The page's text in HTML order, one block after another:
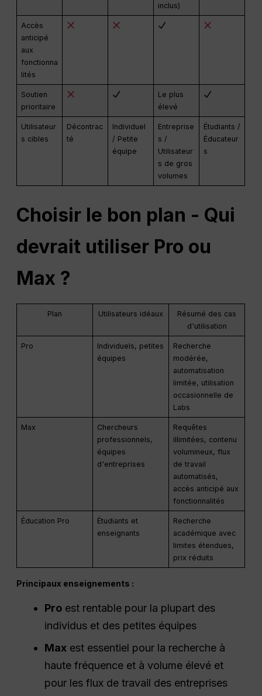
inclus)
Accès
anticipé
aux
fonctionna
lités
Soutien
prioritaire
Le plus
élevé
Utilisateur
s cibles
Décontrac
té
Individuel
/ Petite
équipe
Entreprise
s /
Utilisateur
s de gros
volumes
Étudiants /
Éducateur
s
Choisir le bon plan - Qui
devrait utiliser Pro ou
Max ?
Plan Utilisateurs idéaux
Résumé des cas
d'utilisation
Pro
Individuels, petites
équipes
Recherche
modérée,
automatisation
limitée, utilisation
occasionnelle de
Labs
Max
Chercheurs
professionnels,
équipes
d'entreprises
Requêtes
illimitées, contenu
volumineux, flux
de travail
automatisés,
accès anticipé aux
fonctionnalités
Éducation Pro
Étudiants et
enseignants
Recherche
académique avec
limites étendues,
prix réduits
Principaux enseignements :
Pro est rentable pour la plupart des
individus et des petites équipes
Max est essentiel pour la recherche à
haute fréquence et à volume élevé et
pour les flux de travail des entreprises